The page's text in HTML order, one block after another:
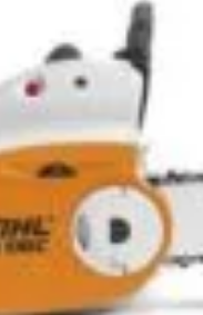
de livrare
uri